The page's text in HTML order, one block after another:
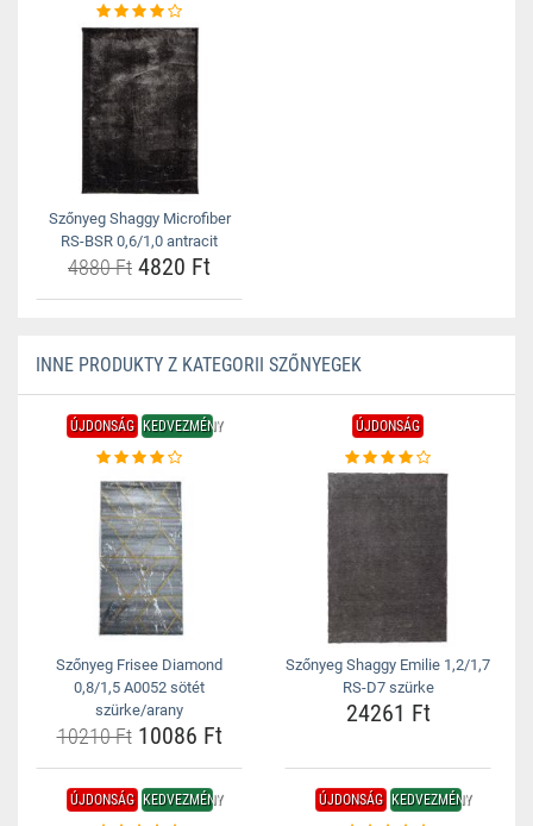
Szőnyeg Shaggy Microfiber
RS-BSR 0,6/1,0 antracit
4880 Ft 4820 Ft
INNE PRODUKTY Z KATEGORII SZŐNYEGEK
ÚJDONSÁG KEDVEZMÉNY
Szőnyeg Frisee Diamond
0,8/1,5 A0052 sötét
szürke/arany
10210 Ft10086 Ft
ÚJDONSÁG
Szőnyeg Shaggy Emilie 1,2/1,7
RS-D7 szürke
24261 Ft
ÚJDONSÁG KEDVEZMÉNY ÚJDONSÁG KEDVEZMÉNY